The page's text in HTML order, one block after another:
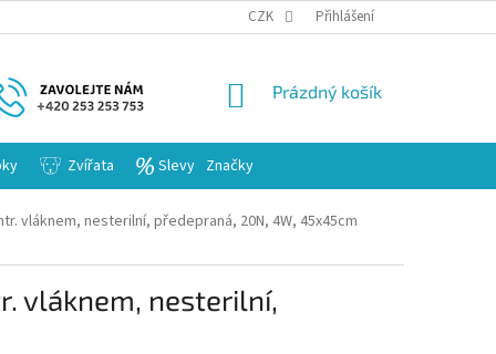
CZK Přihlášení
NÁKUPNÍ
Prázdný košík
Zvířata Slevy Značky
vláknem, nesterilní, předepraná, 20N, 4W, 45x45cm
vláknem, nesterilní,